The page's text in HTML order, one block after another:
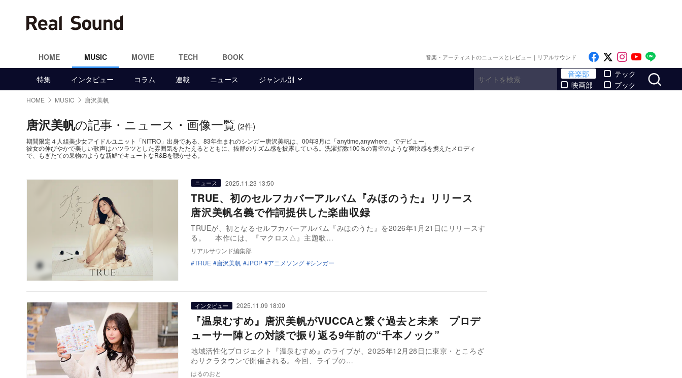
HOME MUSIC MOVIE TECH BOOK 音楽・アーティストのニュースとレビュー｜リアルサウンド Like on Facebook
Follow on x
Follow on
Follow
特集 インタビュー コラム 連載 ニュース ジャンル別
音楽部
映画部
テック
ブック
HOME MUSIC 唐沢美帆
唐沢美帆の記事・ニュース・画像一覧 (2件)
期間限定４人組美少女アイドルユニット「NITRO」出身である、83年生まれのシンガー唐沢美帆は、00年8月に「anytime,anywhere」でデビュー。
彼女の伸びやかで美しい歌声はハツラツとした雰囲気をたたえるとともに、抜群のリズム感を披露している。洗濯指数100％の青空のような爽快感を携えたメロディ
で、もぎたての果物のような新鮮でキュートなR&Bを聴かせる。
ニュース 2025.11.23 13:50
TRUE、初のセルフカバーアルバム『みほのうた』リリース
唐沢美帆名義で作詞提供した楽曲収録
TRUEが、初となるセルフカバーアルバム『みほのうた』を2026年1月21日にリリースす
る。 本作には、『マクロス△』主題歌…
リアルサウンド編集部
TRUE
唐沢美帆 JPOP アニメソング シンガー
インタビュー 2025.11.09 18:00
『温泉むすめ』唐沢美帆がVUCCAと繋ぐ過去と未来 プロデ
ューサー陣との対談で振り返る9年前の“千本ノック”
地域活性化プロジェクト『温泉むすめ』のライブが、2025年12月28日に東京・ところざ
わサクラタウンで開催される。今回、ライブの…
はるのおと